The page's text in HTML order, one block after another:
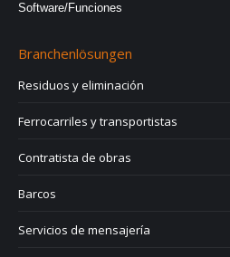
Software/Funciones
Branchenlösungen
Residuos y eliminación
Ferrocarriles y transportistas
Contratista de obras
Barcos
Servicios de mensajería